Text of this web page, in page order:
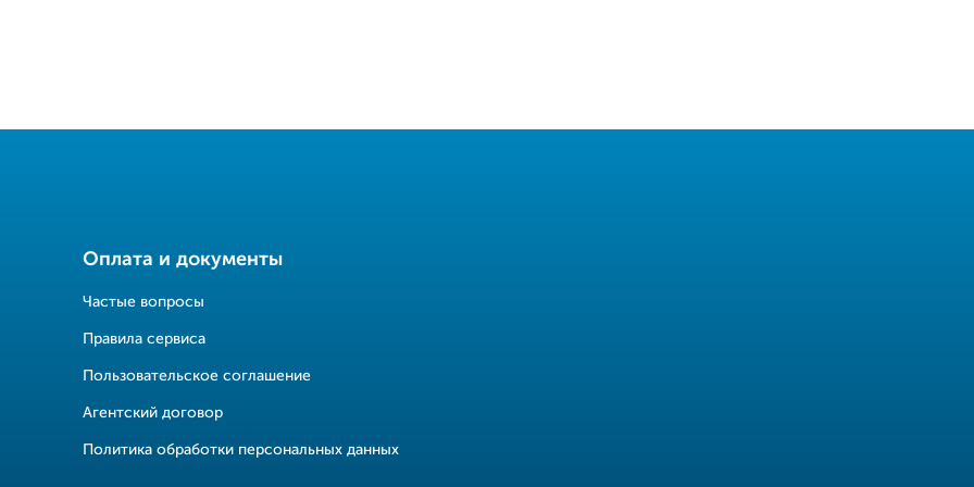
Оплата и документы
Частые вопросы
Правила сервиса
Пользовательское соглашение
Агентский договор
Политика обработки персональных данных